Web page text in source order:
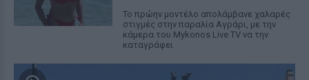
Το πρώην μοντέλο απολάμβανε χαλαρές
στιγμές στην παραλία Αγράρι, με την
κάμερα του Mykonos Live TV να την
καταγράφει